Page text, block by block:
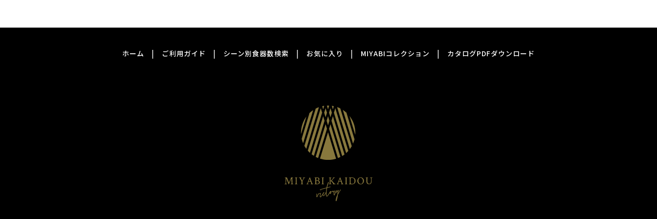
ホーム | ご利用ガイド | シーン別食器数検索 | お気に入り | MIYABIコレクション | カタログPDFダウンロード